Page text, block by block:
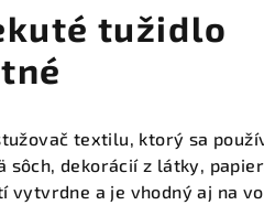
tužidlo
textilu, ktorý sa
sôch, dekorácií z látky,
vytvrdne a je vhodný aj na